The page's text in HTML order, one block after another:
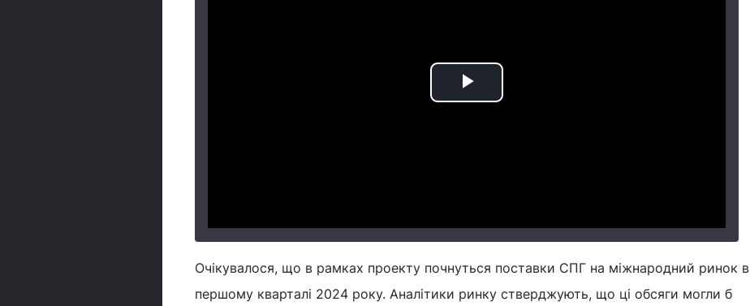
Play
Очікувалося, що в рамках проекту почнуться поставки СПГ на міжнародний ринок в
першому кварталі 2024 року. Аналітики ринку стверджують, що ці обсяги могли б